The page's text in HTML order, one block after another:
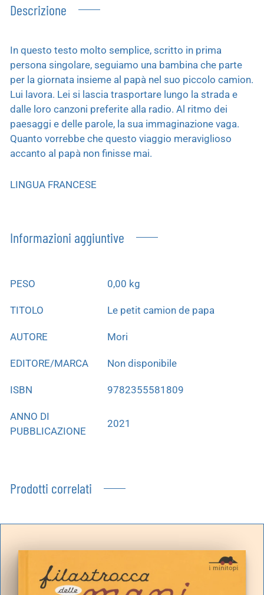
Descrizione
In questo testo molto semplice, scritto in prima
persona singolare, seguiamo una bambina che parte
per la giornata insieme al papà nel suo piccolo camion.
Lui lavora. Lei si lascia trasportare lungo la strada e
dalle loro canzoni preferite alla radio. Al ritmo dei
paesaggi e delle parole, la sua immaginazione vaga.
Quanto vorrebbe che questo viaggio meraviglioso
accanto al papà non finisse mai.
LINGUA FRANCESE
Informazioni aggiuntive
PESO 0,00 kg
TITOLO Le petit camion de papa
AUTORE Mori
EDITORE/MARCA Non disponibile
ISBN 9782355581809
ANNO DI
PUBBLICAZIONE
2021
Prodotti correlati